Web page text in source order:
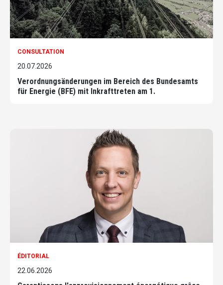
CONSULTATION
20.07.2026
Verordnungsänderungen im Bereich des Bundesamts
für Energie (BFE) mit Inkrafttreten am 1.
ÉDITORIAL
22.06.2026